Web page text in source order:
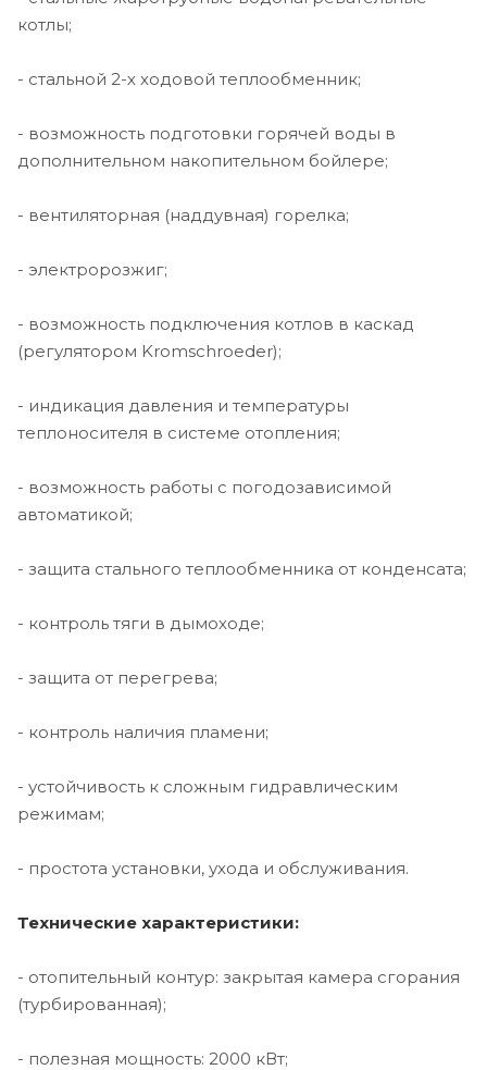
котлы;
- стальной 2-х ходовой теплообменник;
- возможность подготовки горячей воды в
дополнительном накопительном бойлере;
- вентиляторная (наддувная) горелка;
- электророзжиг;
- возможность подключения котлов в каскад
(регулятором Kromschroeder);
- индикация давления и температуры
теплоносителя в системе отопления;
- возможность работы с погодозависимой
автоматикой;
- защита стального теплообменника от конденсата;
- контроль тяги в дымоходе;
- защита от перегрева;
- контроль наличия пламени;
- устойчивость к сложным гидравлическим
режимам;
- простота установки, ухода и обслуживания.
Технические характеристики:
- отопительный контур: закрытая камера сгорания
(турбированная);
- полезная мощность: 2000 кВт;